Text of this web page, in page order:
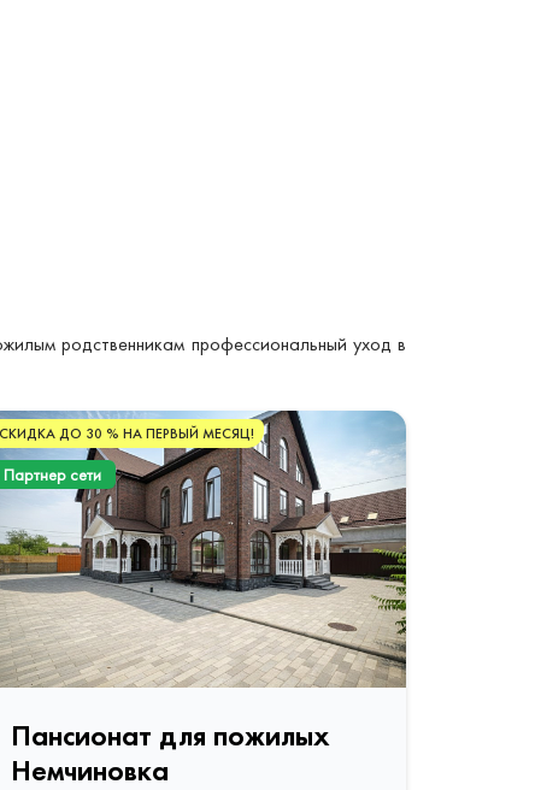
родственникам профессиональный уход в
СКИДКА ДО 30 % НА ПЕРВЫЙ МЕСЯЦ!
Партнер сети
Пансионат для пожилых
Немчиновка